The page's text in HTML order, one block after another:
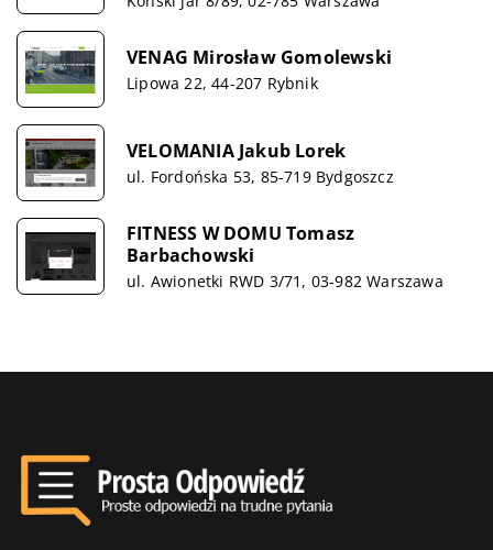
VENAG Mirosław Gomolewski
Lipowa 22, 44-207 Rybnik
VELOMANIA Jakub Lorek
ul. Fordońska 53, 85-719 Bydgoszcz
FITNESS W DOMU Tomasz
Barbachowski
ul. Awionetki RWD 3/71, 03-982 Warszawa